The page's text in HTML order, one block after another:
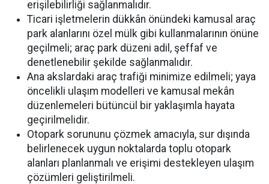
erişilebilirliği sağlanmalıdır.
Ticari işletmelerin dükkân önündeki kamusal araç
park alanlarını özel mülk gibi kullanmalarının önüne
geçilmeli; araç park düzeni adil, şeffaf ve
denetlenebilir şekilde sağlanmalıdır.
Ana akslardaki araç trafiği minimize edilmeli; yaya
öncelikli ulaşım modelleri ve kamusal mekân
düzenlemeleri bütüncül bir yaklaşımla hayata
geçirilmelidir.
Otopark sorununu çözmek amacıyla, sur dışında
belirlenecek uygun noktalarda toplu otopark
alanları planlanmalı ve erişimi destekleyen ulaşım
çözümleri geliştirilmeli.